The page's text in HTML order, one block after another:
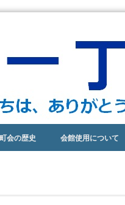
町会の歴史 会館使用について